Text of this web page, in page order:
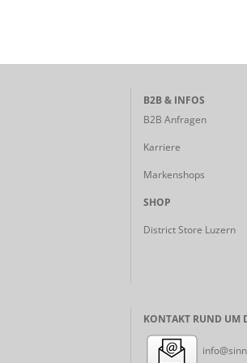
B2B & INFOS
B2B Anfragen
Karriere
Markenshops
SHOP
District Store Luzern
KONTAKT RUND UM